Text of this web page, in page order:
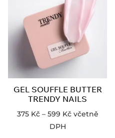
GEL SOUFFLE BUTTER
TRENDY NAILS
375 Kč – 599 Kč včetně
DPH